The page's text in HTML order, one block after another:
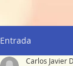
Entrada
Carlos Javier